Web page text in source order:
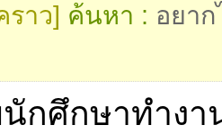
ราว] ค้นหา : อยา
นักศึกษาทำงา